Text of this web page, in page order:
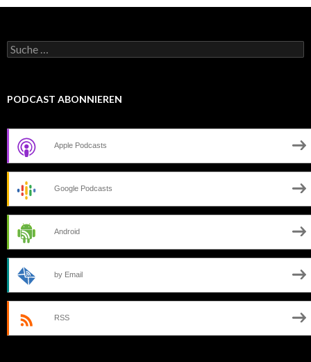
Suche
nach:
PODCAST ABONNIEREN
Apple Podcasts
Google Podcasts
Android
by Email
RSS